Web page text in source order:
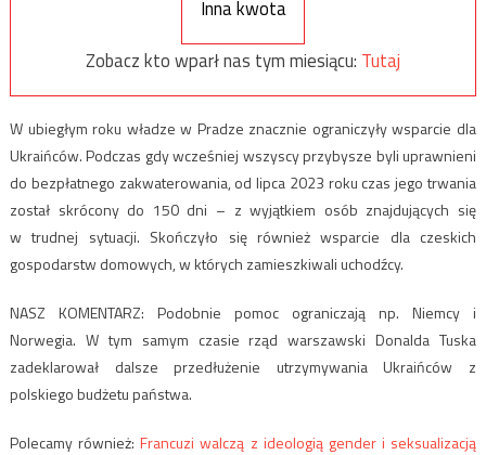
Inna kwota
Zobacz kto wparł nas tym miesiącu: Tutaj
W ubiegłym roku władze w Pradze znacznie ograniczyły wsparcie dla
Ukraińców. Podczas gdy wcześniej wszyscy przybysze byli uprawnieni
do bezpłatnego zakwaterowania, od lipca 2023 roku czas jego trwania
został skrócony do 150 dni – z wyjątkiem osób znajdujących się
w trudnej sytuacji. Skończyło się również wsparcie dla czeskich
gospodarstw domowych, w których zamieszkiwali uchodźcy.
NASZ KOMENTARZ: Podobnie pomoc ograniczają np. Niemcy i
Norwegia. W tym samym czasie rząd warszawski Donalda Tuska
zadeklarował dalsze przedłużenie utrzymywania Ukraińców z
polskiego budżetu państwa.
Polecamy również:Francuzi walczą z ideologią gender i seksualizacją